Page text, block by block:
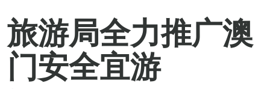
旅游局全力推广澳
门安全宜游